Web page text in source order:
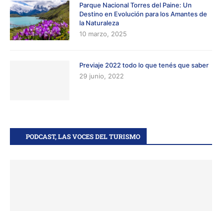
Parque Nacional Torres del Paine: Un
Destino en Evolución para los Amantes de
la Naturaleza
10 marzo, 2025
Previaje 2022 todo lo que tenés que saber
29 junio, 2022
PODCAST, LAS VOCES DEL TURISMO